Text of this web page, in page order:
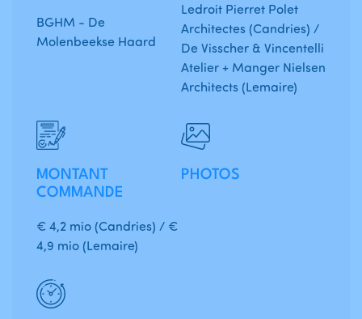
BGHM - De
Molenbeekse Haard
Ledroit Pierret Polet
Architectes (Candries) /
De Visscher & Vincentelli
Atelier + Manger Nielsen
Architects (Lemaire)
MONTANT
COMMANDE
€ 4,2 mio (Candries) / €
4,9 mio (Lemaire)
PHOTOS